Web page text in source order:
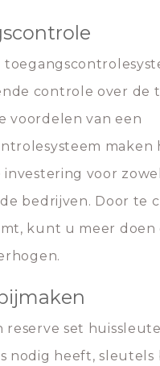
controle over de
voordelen van een
maken
investering voor
bedrijven. Door te
kunt u meer doen
reserve set
nodig heeft, sleutels